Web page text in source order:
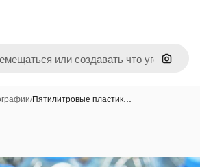
Поиск
/Пятилитровые пластик…